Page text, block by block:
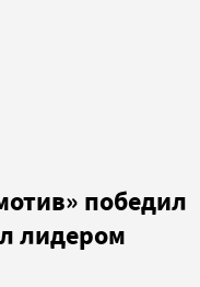
победил
лидером